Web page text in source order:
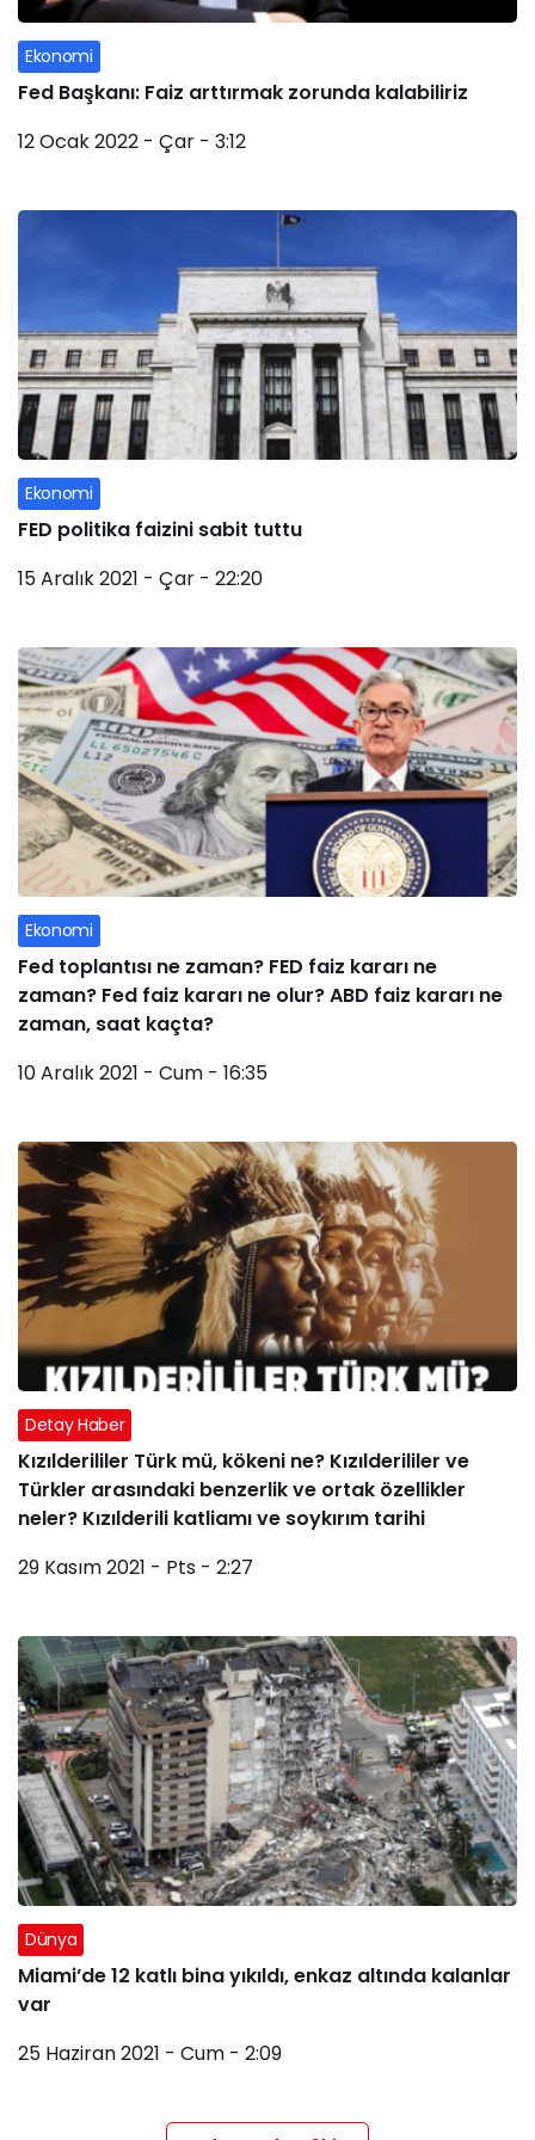
Ekonomi
Fed Başkanı: Faiz arttırmak zorunda kalabiliriz
12 Ocak 2022 - Çar - 3:12
Ekonomi
FED politika faizini sabit tuttu
15 Aralık 2021 - Çar - 22:20
Ekonomi
Fed toplantısı ne zaman? FED faiz kararı ne
zaman? Fed faiz kararı ne olur? ABD faiz kararı ne
zaman, saat kaçta?
10 Aralık 2021 - Cum - 16:35
Detay Haber
Kızılderililer Türk mü, kökeni ne? Kızılderililer ve
Türkler arasındaki benzerlik ve ortak özellikler
neler? Kızılderili katliamı ve soykırım tarihi
29 Kasım 2021 - Pts - 2:27
Dünya
Miami’de 12 katlı bina yıkıldı, enkaz altında kalanlar
var
25 Haziran 2021 - Cum - 2:09